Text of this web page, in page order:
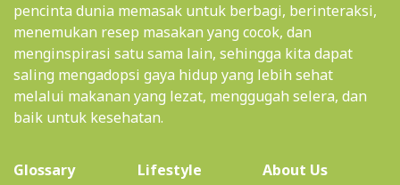
pencinta dunia memasak untuk berbagi, berinteraksi,
menemukan resep masakan yang cocok, dan
menginspirasi satu sama lain, sehingga kita dapat
saling mengadopsi gaya hidup yang lebih sehat
melalui makanan yang lezat, menggugah selera, dan
baik untuk kesehatan.
Glossary Lifestyle About Us(current)